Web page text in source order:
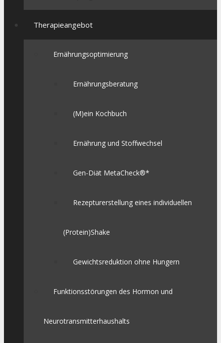
Therapieangebot
Ernährungsoptimierung
Ernährungsberatung
(M)ein Kochbuch
Ernährung und Stoffwechsel
Gen-Diät MetaCheck®*
Rezepturerstellung eines individuellen
(Protein)Shake
Gewichtsreduktion ohne Hungern
Funktionsstörungen des Hormon und
Neurotransmitterhaushalts